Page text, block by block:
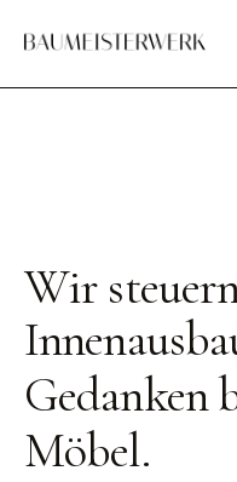
Wir
Gedanken
Möbel.